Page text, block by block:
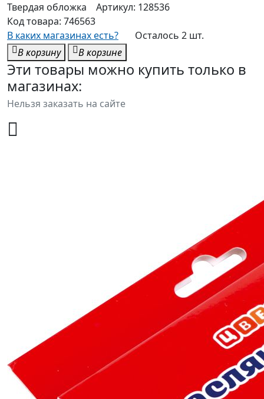
Твердая обложка Артикул: 128536
Код товара: 746563
В каких магазинах есть?
Осталось 2 шт.
В корзину
В корзине
Эти товары можно купить только в
магазинах:
Нельзя заказать на сайте